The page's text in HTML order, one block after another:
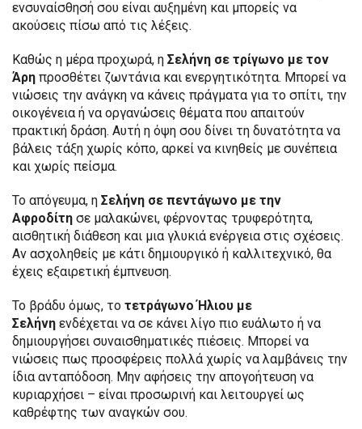
ενσυναίσθησή σου είναι αυξημένη και μπορείς να
ακούσεις πίσω από τις λέξεις.
Καθώς η μέρα προχωρά, η Σελήνη σε τρίγωνο με τον
Άρη προσθέτει ζωντάνια και ενεργητικότητα. Μπορεί να
νιώσεις την ανάγκη να κάνεις πράγματα για το σπίτι, την
οικογένεια ή να οργανώσεις θέματα που απαιτούν
πρακτική δράση. Αυτή η όψη σου δίνει τη δυνατότητα να
βάλεις τάξη χωρίς κόπο, αρκεί να κινηθείς με συνέπεια
και χωρίς πείσμα.
Το απόγευμα, η Σελήνη σε πεντάγωνο με την
Αφροδίτη σε μαλακώνει, φέρνοντας τρυφερότητα,
αισθητική διάθεση και μια γλυκιά ενέργεια στις σχέσεις.
Αν ασχοληθείς με κάτι δημιουργικό ή καλλιτεχνικό, θα
έχεις εξαιρετική έμπνευση.
Το βράδυ όμως, το τετράγωνο Ήλιου με
Σελήνη ενδέχεται να σε κάνει λίγο πιο ευάλωτο ή να
δημιουργήσει συναισθηματικές πιέσεις. Μπορεί να
νιώσεις πως προσφέρεις πολλά χωρίς να λαμβάνεις την
ίδια ανταπόδοση. Μην αφήσεις την απογοήτευση να
κυριαρχήσει – είναι προσωρινή και λειτουργεί ως
καθρέφτης των αναγκών σου.